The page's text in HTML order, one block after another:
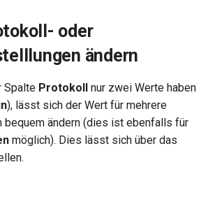
oder
ändern
Spalte Protokoll nur zwei Werte haben
), lässt sich der Wert für mehrere
bequem ändern (dies ist ebenfalls für
möglich). Dies lässt sich über das